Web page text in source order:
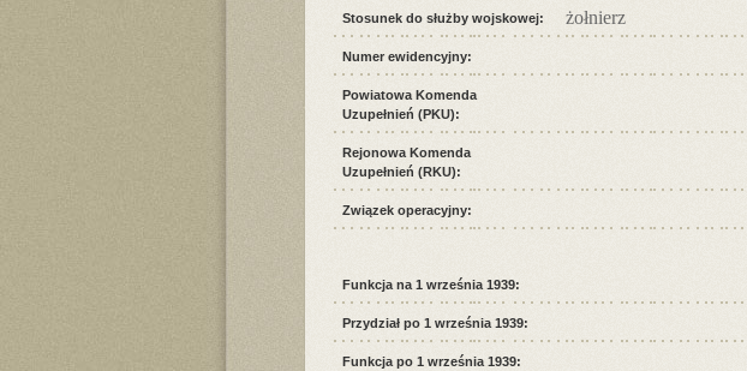
Stosunek do służby wojskowej: żołnierz
Numer ewidencyjny:
Powiatowa Komenda
Uzupełnień (PKU):
Rejonowa Komenda
Uzupełnień (RKU):
Związek operacyjny:
Funkcja na 1 września 1939:
Przydział po 1 września 1939:
Funkcja po 1 września 1939: